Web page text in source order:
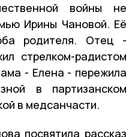
войны не
Ирины Чановой. Её
родителя. Отец -
стрелком-радистом
- Елена - пережила
в партизанском
в медсанчасти.
посвятила рассказ